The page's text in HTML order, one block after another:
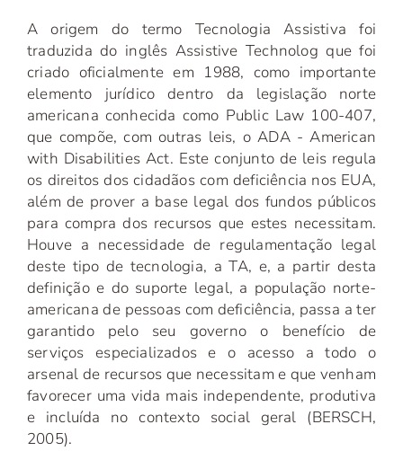
A origem do termo Tecnologia Assistiva foi
traduzida do inglês Assistive Technolog que foi
criado oficialmente em 1988, como importante
elemento jurídico dentro da legislação norte
americana conhecida como Public Law 100-407,
que compõe, com outras leis, o ADA - American
with Disabilities Act. Este conjunto de leis regula
os direitos dos cidadãos com deficiência nos EUA,
além de prover a base legal dos fundos públicos
para compra dos recursos que estes necessitam.
Houve a necessidade de regulamentação legal
deste tipo de tecnologia, a TA, e, a partir desta
definição e do suporte legal, a população norte-
americana de pessoas com deficiência, passa a ter
garantido pelo seu governo o benefício de
serviços especializados e o acesso a todo o
arsenal de recursos que necessitam e que venham
favorecer uma vida mais independente, produtiva
e incluída no contexto social geral (BERSCH,
2005).